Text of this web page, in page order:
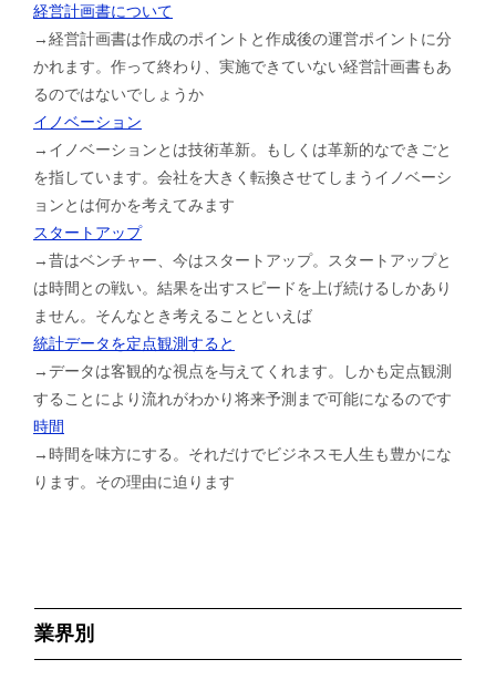
経営計画書について
→経営計画書は作成のポイントと作成後の運営ポイントに分
かれます。作って終わり、実施できていない経営計画書もあ
るのではないでしょうか
イノベーション
→イノベーションとは技術革新。もしくは革新的なできごと
を指しています。会社を大きく転換させてしまうイノベーシ
ョンとは何かを考えてみます
スタートアップ
→昔はベンチャー、今はスタートアップ。スタートアップと
は時間との戦い。結果を出すスピードを上げ続けるしかあり
ません。そんなとき考えることといえば
統計データを定点観測すると
→データは客観的な視点を与えてくれます。しかも定点観測
することにより流れがわかり将来予測まで可能になるのです
時間
→時間を味方にする。それだけでビジネスモ人生も豊かにな
ります。その理由に迫ります
業界別